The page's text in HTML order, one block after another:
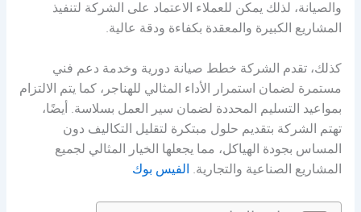
والصيانة، لذلك يمكن للعملاء الاعتماد على الشركة لتنفيذ
المشاريع الكبيرة والمعقدة بكفاءة ودقة عالية.
كذلك، تقدم الشركة خطط صيانة دورية وخدمة دعم فني
مستمرة لضمان استمرار الأداء المثالي للهناجر، كما يتم الالتزام
بمواعيد التسليم المحددة لضمان سير العمل بسلاسة. أيضًا،
تهتم الشركة بتقديم حلول مبتكرة لتقليل التكاليف دون
المساس بجودة الهياكل، مما يجعلها الخيار المثالي لجميع
المشاريع الصناعية والتجارية. الفيس بوك